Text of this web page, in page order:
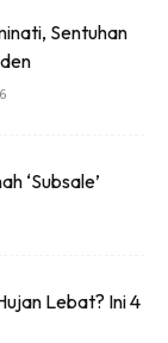
ekorSentuhan
‘Subsale’
Lebat? Ini 4